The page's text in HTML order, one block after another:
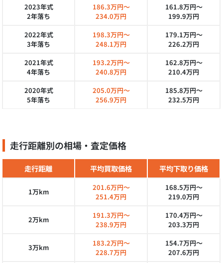
2023年式
2年落ち
186.3万円～
234.0万円
161.8万円～
199.9万円
2022年式
3年落ち
198.3万円～
248.1万円
179.1万円～
226.2万円
2021年式
4年落ち
193.2万円～
240.8万円
162.8万円～
210.4万円
2020年式
5年落ち
205.0万円～
256.9万円
185.8万円～
232.5万円
走行距離別の相場・査定価格
走行距離 平均買取価格 平均下取り価格
1万km
201.6万円～
251.4万円
168.5万円～
219.0万円
2万km
191.3万円～
238.9万円
170.4万円～
203.3万円
3万km
183.2万円～
228.7万円
154.7万円～
207.6万円